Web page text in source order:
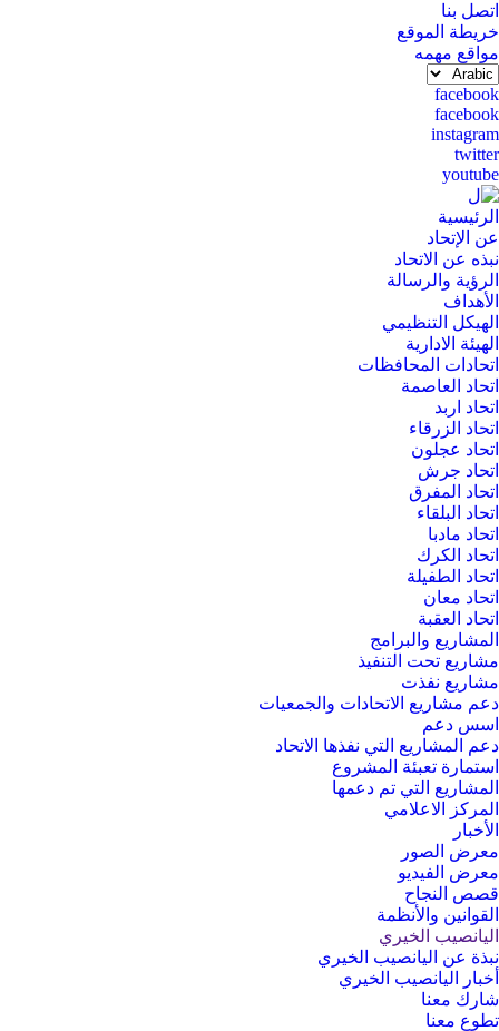
القائمة
العلوية
(header
top)
اتصل بنا
خريطة الموقع
مواقع مهمه
Select
your
language
social
media
facebook
facebook
instagram
twitter
youtube
Main
navigation
الرئيسية
عن الإتحاد
نبذه عن الاتحاد
الرؤية والرسالة
الأهداف
الهيكل التنظيمي
الهيئة الادارية
اتحادات المحافظات
اتحاد العاصمة
اتحاد اربد
اتحاد الزرقاء
اتحاد عجلون
اتحاد جرش
اتحاد المفرق
اتحاد البلقاء
اتحاد مادبا
اتحاد الكرك
اتحاد الطفيلة
اتحاد معان
اتحاد العقبة
المشاريع والبرامج
مشاريع تحت التنفيذ
مشاريع نفذت
دعم مشاريع الاتحادات والجمعيات
اسس دعم
دعم المشاريع التي نفذها الاتحاد
استمارة تعبئة المشروع
المشاريع التي تم دعمها
المركز الاعلامي
الأخبار
معرض الصور
معرض الفيديو
قصص النجاح
القوانين والأنظمة
اليانصيب الخيري
نبذة عن اليانصيب الخيري
أخبار اليانصيب الخيري
شارك معنا
تطوع معنا